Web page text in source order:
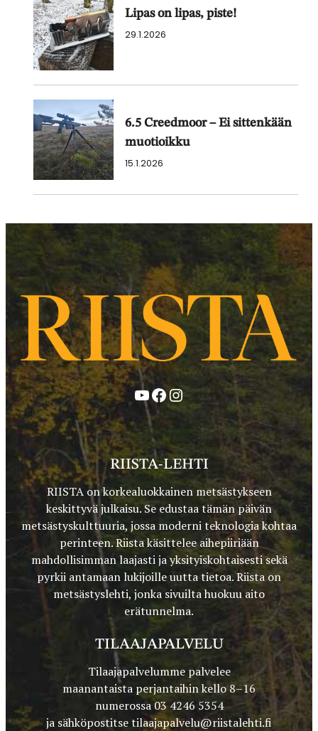
Lipas on lipas, piste!
29.1.2026
6.5 Creedmoor – Ei sittenkään
muotioikku
15.1.2026
YouTube
Facebook
Instagram
RIISTA-LEHTI
RIISTA on korkealuokkainen metsästykseen
keskittyvä julkaisu. Se edustaa tämän päivän
metsästyskulttuuria, jossa moderni teknologia kohtaa
perinteen. Riista käsittelee aihepiiriään
mahdollisimman laajasti ja yksityiskohtaisesti sekä
pyrkii antamaan lukijoille uutta tietoa. Riista on
metsästyslehti, jonka sivuilta huokuu aito
erätunnelma.
TILAAJAPALVELU
Tilaajapalvelumme palvelee
maanantaista perjantaihin kello 8–16
numerossa 03 4246 5354
ja sähköpostitsetilaajapalvelu@riistalehti.fi